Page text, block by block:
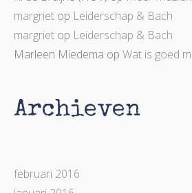
margriet op Leiderschap & Bach
margriet op Leiderschap & Bach
Marleen Miedema op Wat is goed
Archieven
februari 2016